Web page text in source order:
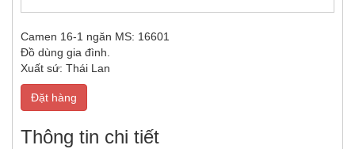
Camen 16-1 ngăn MS: 16601
Đồ dùng gia đình.
Xuất sứ: Thái Lan
Đặt hàng
Thông tin chi tiết